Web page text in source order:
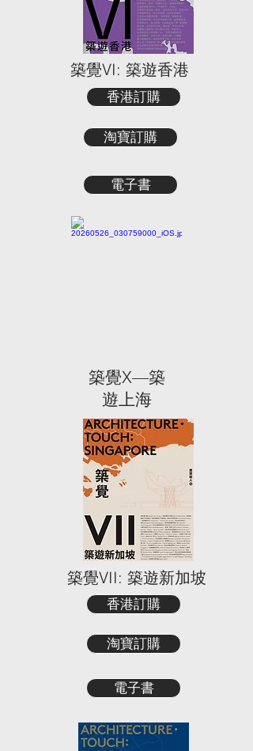
築覺VI: 築遊香港
香港訂購
淘寶訂購
電子書
築覺X—築
遊上海
築覺VII: 築遊新加坡
香港訂購
淘寶訂購
電子書